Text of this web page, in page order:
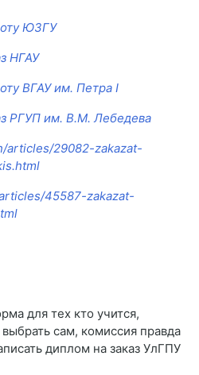
ЮЗГУ
НГАУ
ВГАУ им. Петра I
РГУП им. В.М. Лебедева
articles/29082-zakazat-
45587-zakazat-
для тех кто учится,
сам, комиссия правда
диплом на заказ УлГПУ